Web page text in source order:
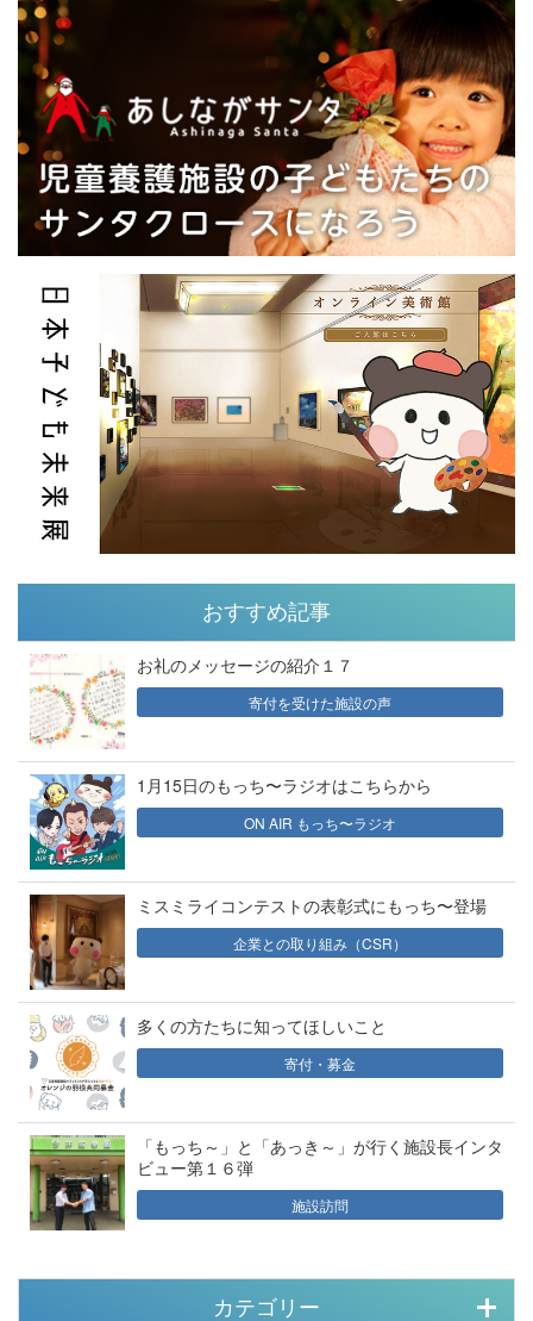
おすすめ記事
お礼のメッセージの紹介１７
寄付を受けた施設の声
1月15日のもっち〜ラジオはこちらから
ON AIR もっち〜ラジオ
ミスミライコンテストの表彰式にもっち〜登場
企業との取り組み（CSR）
多くの方たちに知ってほしいこと
寄付・募金
「もっち～」と「あっき～」が行く施設長インタ
ビュー第１６弾
施設訪問
カテゴリー